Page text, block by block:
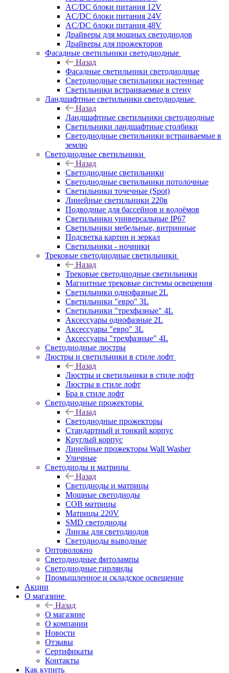
AC/DC блоки питания 12V
AC/DC блоки питания 24V
AC/DC блоки питания 48V
Драйверы для мощных светодиодов
Драйверы для прожекторов
Фасадные светильники светодиодные
Назад
Фасадные светильники светодиодные
Светодиодные светильники настенные
Светильники встраиваемые в стену
Ландшафтные светильники светодиодные
Назад
Ландшафтные светильники светодиодные
Светильники ландшафтные столбики
Светодиодные светильники встраиваемые в
землю
Светодиодные светильники
Назад
Светодиодные светильники
Светодиодные светильники потолочные
Светильники точечные (Spot)
Линейные светильники 220в
Подводные для бассейнов и водоёмов
Светильники универсальные IP67
Светильники мебельные, витринные
Подсветка картин и зеркал
Светильники - ночники
Трековые светодиодные светильники
Назад
Трековые светодиодные светильники
Магнитные трековые системы освещения
Светильники однофазные 2L
Светильники "евро" 3L
Светильники "трехфазные" 4L
Аксессуары однофазные 2L
Аксессуары "евро" 3L
Аксессуары "трехфазные" 4L
Светодиодные люстры
Люстры и светильники в стиле лофт
Назад
Люстры и светильники в стиле лофт
Люстры в стиле лофт
Бра в стиле лофт
Светодиодные прожекторы
Назад
Светодиодные прожекторы
Стандартный и тонкий корпус
Круглый корпус
Линейные прожекторы Wall Washer
Уличные
Светодиоды и матрицы
Назад
Светодиоды и матрицы
Мощные светодиоды
COB матрицы
Матрицы 220V
SMD светодиоды
Линзы для светодиодов
Светодиоды выводные
Оптоволокно
Светодиодные фитолампы
Светодиодные гирлянды
Промышленное и складское освещение
Акции
О магазине
Назад
О магазине
О компании
Новости
Отзывы
Сертификаты
Контакты
Как купить